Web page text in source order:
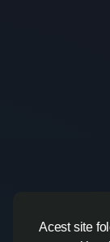
Acest site